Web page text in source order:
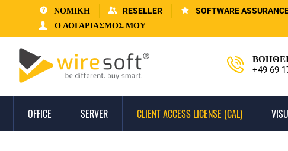
ΝΟΜΙΚΗ RESELLER SOFTWARE
Ο ΛΟΓΑΡΙΑΣΜΌΣ ΜΟΥ
+49 69
OFFICE SERVER CLIENT ACCESS LICENSE (CAL)